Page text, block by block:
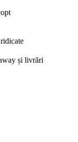
și livrări